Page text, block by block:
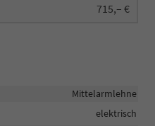
715,– €
Mittelarmlehne
elektrisch